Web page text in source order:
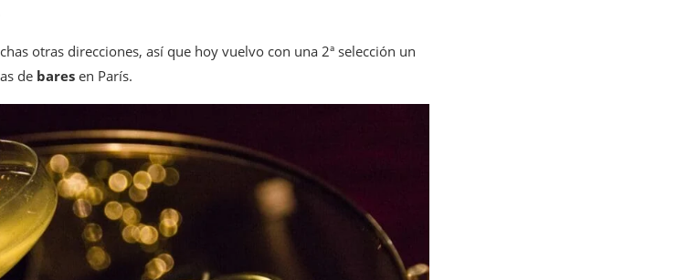
otras direcciones, así que hoy vuelvo con una 2ª selección un
de bares en París.